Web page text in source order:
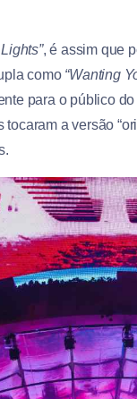
, é assim que
como “Wanting
para o público do
tocaram a versão